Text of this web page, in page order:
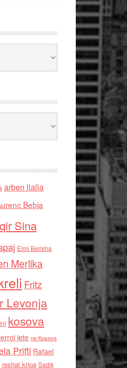
arben llalla
Bebja
Sina
Elmi Berisha
Merlika
Fritz
Levonja
kosova
jete ne Kosove
Prifti Rafael
reshat kripa Sadik